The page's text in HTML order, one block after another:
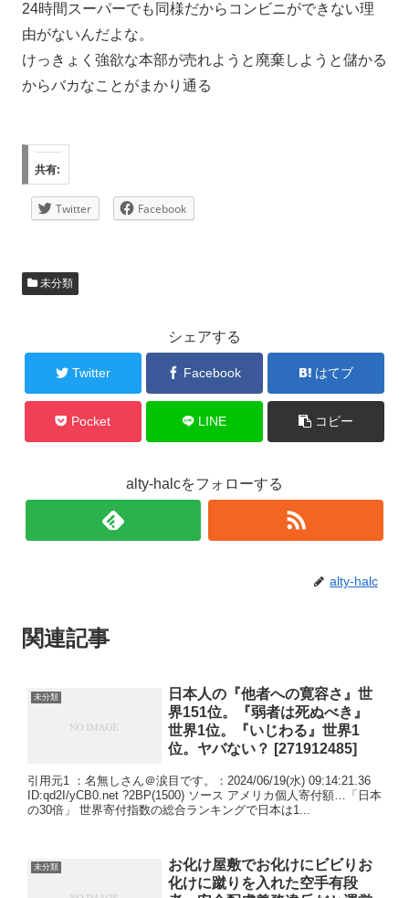
24時間スーパーでも同様だからコンビニができない理
由がないんだよな。
けっきょく強欲な本部が売れようと廃棄しようと儲かる
からバカなことがまかり通る
共有:
Twitter Facebook
未分類
シェアする
Twitter Facebook はてブ
Pocket LINE コピー
alty-halcをフォローする
alty-halc
関連記事
未分類
日本人の『他者への寛容さ』世
界151位。『弱者は死ぬべき』
世界1位。『いじわる』世界1
位。ヤバない？ [271912485]
引用元1 ：名無しさん＠涙目です。：2024/06/19(水) 09:14:21.36
ID:qd2I/yCB0.net ?2BP(1500) ソース アメリカ個人寄付額…「日本
の30倍」 世界寄付指数の総合ランキングで日本は1...
未分類
お化け屋敷でお化けにビビりお
化けに蹴りを入れた空手有段